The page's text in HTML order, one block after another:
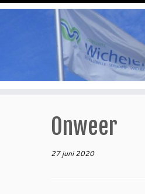
Ga
Onweer
27 juni 2020